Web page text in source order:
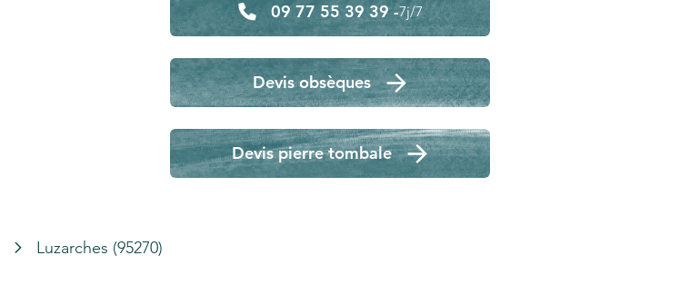
09 77 55 39 39 -7j/7
Devis obsèques
Devis pierre tombale
Luzarches (95270)